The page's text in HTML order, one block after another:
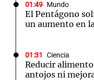
01:49 Mundo
El Pentágono
un aumento en
01:31 Ciencia
Reducir
antojos ni